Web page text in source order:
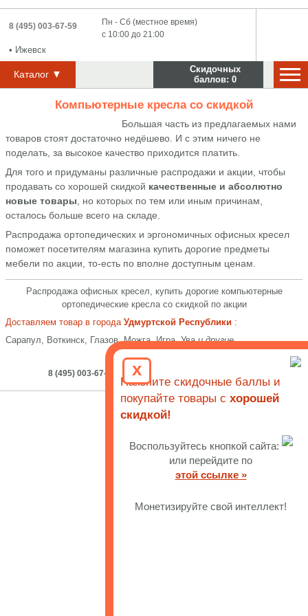
8 (495) 003-67-59
• Ижевск
Пн - Сб (местное время)
с 10:00 до 21:00
Каталог ▼
Скидочных
баллов: 0
Компьютерные кресла со скидкой
Большая часть из предлагаемых нами
товаров стоят достаточно недёшево. И с этим ничего не
поделать, за высокое качество приходится платить.
Для того и придуманы различные распродажи и акции, чтобы
продавать со хорошей скидкой качественные и абсолютно
новые товары , но которых по тем или иным причинам,
осталось больше всего на складе.
Распродажа ортопедических и эргономичных офисных кресел
поможет посетителям магазина купить дорогие предметы
мебели по акции, то-есть по вполне доступным ценам.
Распродажа офисных кресел, купить дорогие компьютерные
ортопедические кресла со скидкой по акции
Доставляем товар в города Удмуртской Республики :
Сарапул, Воткинск, Глазов, Можга, Игра, Уваи другие
8 (495) 003-67-59 E-mail
x
Накопите скидочные баллы и
покупайте товары с хорошей
скидкой!
Воспользуйтесь кнопкой сайта:
или перейдите по
этой ссылке »
Монетизируйте свой интеллект!